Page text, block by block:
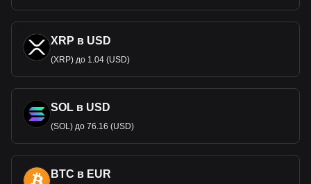
XRP в USD
(XRP) до 1.04 (USD)
SOL в USD
(SOL) до 76.16 (USD)
BTC в EUR